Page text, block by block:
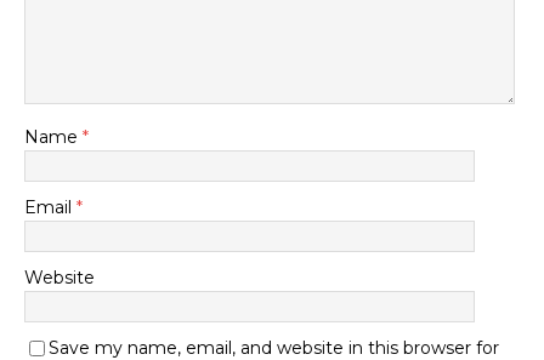
Name *
Email *
Website
Save my name, email, and website in this browser for